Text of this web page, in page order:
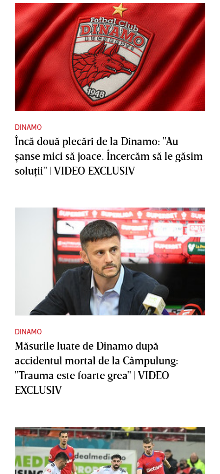
DINAMO
Încă două plecări de la Dinamo: "Au
şanse mici să joace. Încercăm să le găsim
soluţii" | VIDEO EXCLUSIV
DINAMO
Măsurile luate de Dinamo după
accidentul mortal de la Câmpulung:
"Trauma este foarte grea" | VIDEO
EXCLUSIV